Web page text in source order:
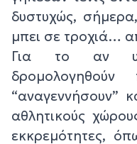
δυστυχώς,
μπει σε τροχιά…
Για το αν
“αναγεννήσουν”
αθλητικούς
εκκρεμότητες,